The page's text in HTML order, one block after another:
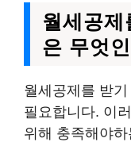
월세공
은 무엇
월세공제를 받
필요합니다. 이
위해 충족해야